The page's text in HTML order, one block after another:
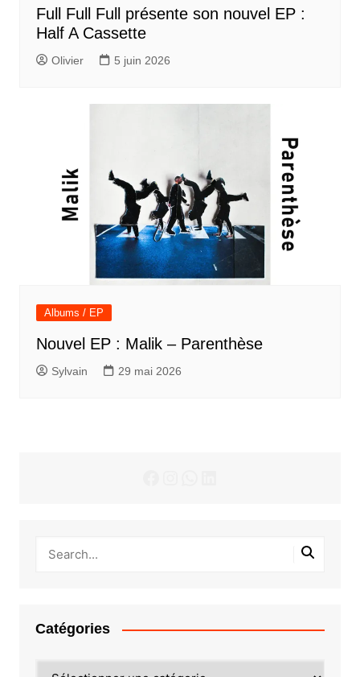
Full Full Full présente son nouvel EP :
Half A Cassette
Olivier 5 juin 2026
Albums / EP
Nouvel EP : Malik – Parenthèse
Sylvain 29 mai 2026
Catégories